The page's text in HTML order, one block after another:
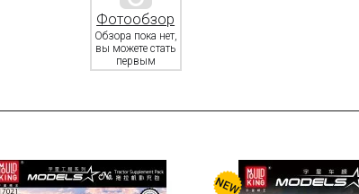
Фотообзор
Обзора пока нет,
вы можете стать
первым